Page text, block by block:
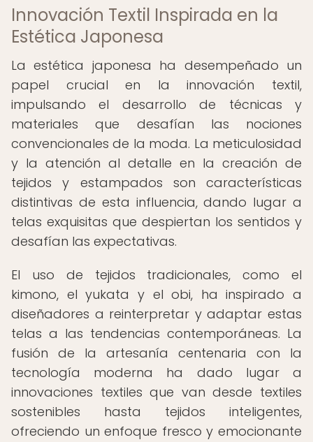
Innovación Textil Inspirada en la
Estética Japonesa
La estética japonesa ha desempeñado un
papel crucial en la innovación textil,
impulsando el desarrollo de técnicas y
materiales que desafían las nociones
convencionales de la moda. La meticulosidad
y la atención al detalle en la creación de
tejidos y estampados son características
distintivas de esta influencia, dando lugar a
telas exquisitas que despiertan los sentidos y
desafían las expectativas.
El uso de tejidos tradicionales, como el
kimono, el yukata y el obi, ha inspirado a
diseñadores a reinterpretar y adaptar estas
telas a las tendencias contemporáneas. La
fusión de la artesanía centenaria con la
tecnología moderna ha dado lugar a
innovaciones textiles que van desde textiles
sostenibles hasta tejidos inteligentes,
ofreciendo un enfoque fresco y emocionante